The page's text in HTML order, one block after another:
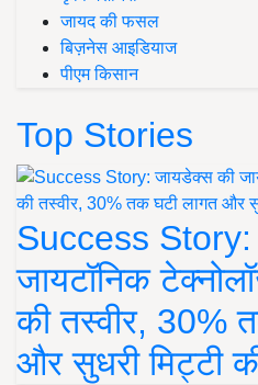
जायद की फसल
बिज़नेस आइडियाज
पीएम किसान
Top Stories
Success
जायटॉनिक
की तस्वीर, 30%
और सुधरी मिट्टी